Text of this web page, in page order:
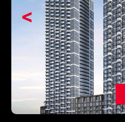
<